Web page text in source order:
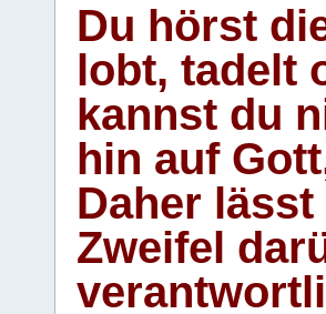
Du hörst
lobt, tadelt
kannst du
hin auf
Daher
Zweifel